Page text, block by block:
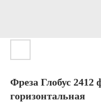
Фреза Глобус 2412
горизонтальная